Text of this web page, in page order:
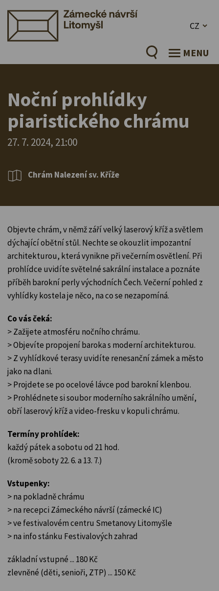
CZ
MENU
Noční prohlídky
piaristického chrámu
27. 7. 2024, 21:00
Chrám Nalezení sv. Kříže
Objevte chrám, v němž září velký laserový kříž a světlem
dýchající obětní stůl. Nechte se okouzlit impozantní
architekturou, která vynikne při večerním osvětlení. Při
prohlídce uvidíte světelné sakrální instalace a poznáte
příběh barokní perly východních Čech. Večerní pohled z
vyhlídky kostela je něco, na co se nezapomíná.
Co vás čeká:
> Zažijete atmosféru nočního chrámu.
> Objevíte propojení baroka s moderní architekturou.
> Z vyhlídkové terasy uvidíte renesanční zámek a město
jako na dlani.
> Projdete se po ocelové lávce pod barokní klenbou.
> Prohlédnete si soubor moderního sakrálního umění,
obří laserový kříž a video-fresku v kopuli chrámu.
Termíny prohlídek:
každý pátek a sobotu od 21 hod.
(kromě soboty 22. 6. a 13. 7.)
Vstupenky:
> na pokladně chrámu
> na recepci Zámeckého návrší (zámecké IC)
> ve festivalovém centru Smetanovy Litomyšle
> na info stánku Festivalových zahrad
základní vstupné ... 180 Kč
zlevněné (děti, senioři, ZTP) ... 150 Kč